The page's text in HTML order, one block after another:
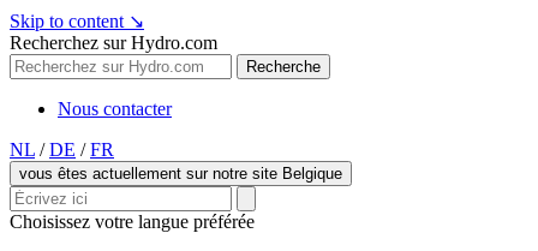
Skip to content ↘
Recherchez sur Hydro.com
Recherche
Nous contacter
NL / DE / FR
vous êtes actuellement sur notre site Belgique
Choisissez votre langue préférée